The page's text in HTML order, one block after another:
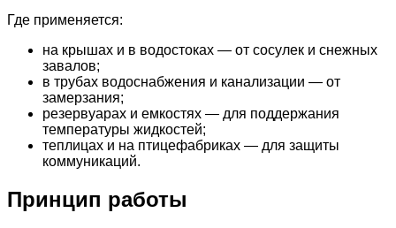
Где применяется:
на крышах и в водостоках — от сосулек и снежных
завалов;
в трубах водоснабжения и канализации — от
замерзания;
резервуарах и емкостях — для поддержания
температуры жидкостей;
теплицах и на птицефабриках — для защиты
коммуникаций.
Принцип работы